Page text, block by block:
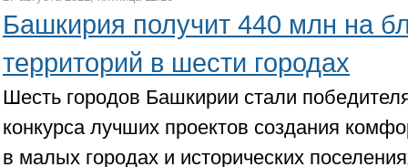
Башкирия получит 440 млн на
территорий в шести городах
Шесть городов Башкирии стали
конкурса лучших проектов создания
в малых городах и исторических